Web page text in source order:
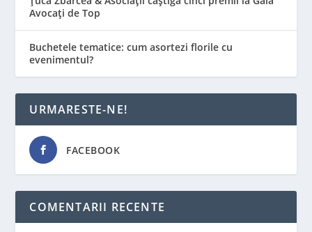
Avocați de Top
Buchetele tematice: cum asortezi florile cu
evenimentul?
URMARESTE-NE!
FACEBOOK
COMENTARII RECENTE